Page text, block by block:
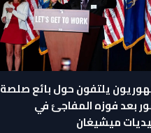
يلتفون حول بائع صلصة
بعد فوزه المفاجئ في
ميشيغان